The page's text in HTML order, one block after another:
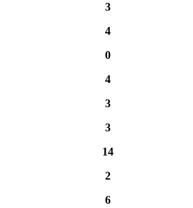
3
4
0
4
3
3
14
2
6